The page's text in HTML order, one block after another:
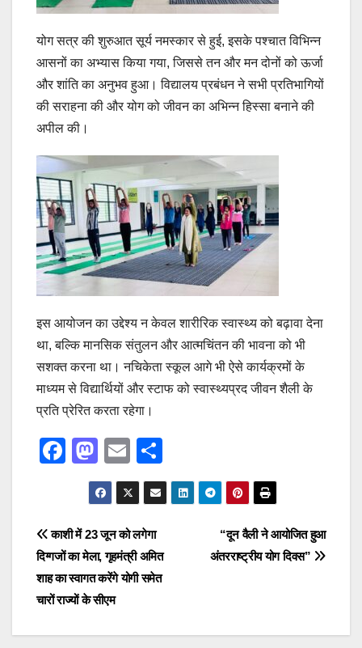
योग सत्र की शुरुआत सूर्य नमस्कार से हुई, इसके पश्चात विभिन्न
आसनों का अभ्यास किया गया, जिससे तन और मन दोनों को ऊर्जा
और शांति का अनुभव हुआ। विद्यालय प्रबंधन ने सभी प्रतिभागियों
की सराहना की और योग को जीवन का अभिन्न हिस्सा बनाने की
अपील की।
इस आयोजन का उद्देश्य न केवल शारीरिक स्वास्थ्य को बढ़ावा देना
था, बल्कि मानसिक संतुलन और आत्मचिंतन की भावना को भी
सशक्त करना था। नचिकेता स्कूल आगे भी ऐसे कार्यक्रमों के
माध्यम से विद्यार्थियों और स्टाफ को स्वास्थ्यप्रद जीवन शैली के
प्रति प्रेरित करता रहेगा।
F
e
b
o
o
k
M
a
st
o
d
o
n
E
m
ail
h
ar
Post
navigation
“दून वैली ने आयोजित हुआ
अंतरराष्ट्रीय योग दिवस”
काशी में 23 जून को लगेगा
दिग्गजों का मेला, गृहमंत्री अमित
शाह का स्वागत करेंगे योगी समेत
चारों राज्यों के सीएम